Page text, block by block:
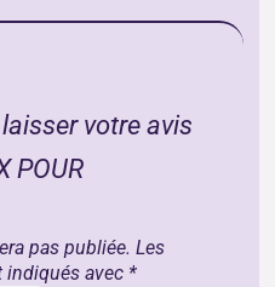
votre avis
POUR
pas publiée. Les
avec *